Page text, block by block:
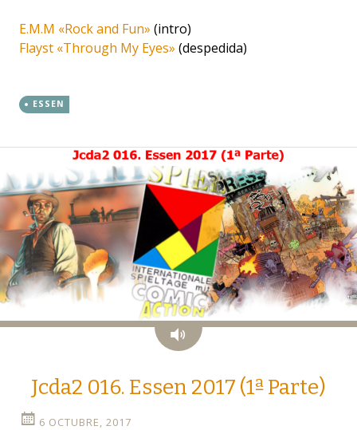
E.M.M «Rock and Fun» (intro)
Flayst «Through My Eyes» (despedida)
ESSEN
Audio
Jcda2 016. Essen 2017 (1ª Parte)
6 OCTUBRE, 2017